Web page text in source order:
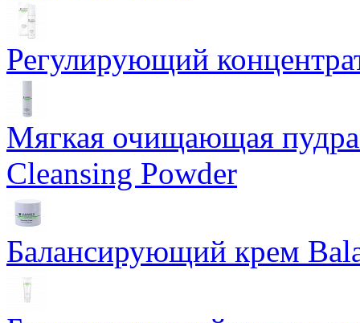
Регулирующий
Мягкая очищающая
Cleansing Powder
Балансирующий крем